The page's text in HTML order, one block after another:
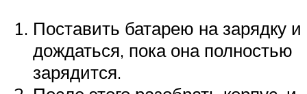
Поставить батарею на зарядку и
дождаться, пока она полностью
зарядится.